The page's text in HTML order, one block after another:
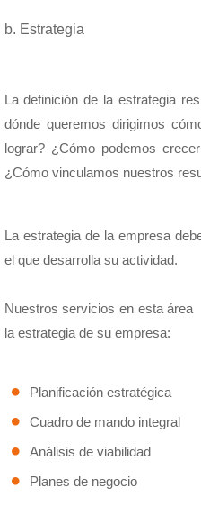
b. Estrategia
La definición de la estrategia
dónde queremos dirigimos
lograr? ¿Cómo podemos
¿Cómo vinculamos nuestros
La estrategia de la empresa
el que desarrolla su actividad.
Nuestros servicios en esta
la estrategia de su empresa:
Planificación estratégica
Cuadro de mando integral
Análisis de viabilidad
Planes de negocio